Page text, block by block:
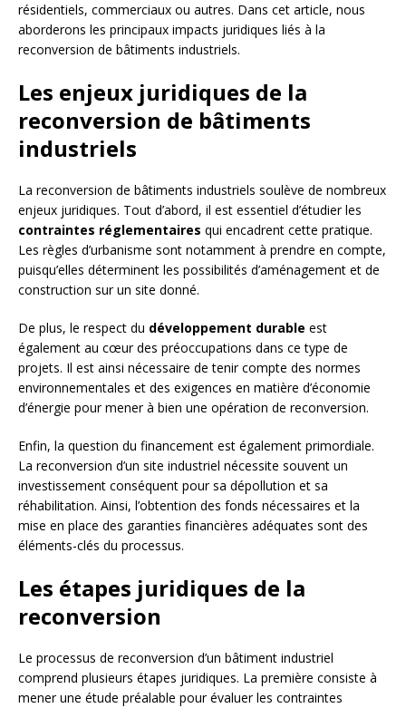
résidentiels, commerciaux ou autres. Dans cet article, nous
aborderons les principaux impacts juridiques liés à la
reconversion de bâtiments industriels.
Les enjeux juridiques de la
reconversion de bâtiments
industriels
La reconversion de bâtiments industriels soulève de nombreux
enjeux juridiques. Tout d’abord, il est essentiel d’étudier les
contraintes réglementaires qui encadrent cette pratique.
Les règles d’urbanisme sont notamment à prendre en compte,
puisqu’elles déterminent les possibilités d’aménagement et de
construction sur un site donné.
De plus, le respect du développement durable est
également au cœur des préoccupations dans ce type de
projets. Il est ainsi nécessaire de tenir compte des normes
environnementales et des exigences en matière d’économie
d’énergie pour mener à bien une opération de reconversion.
Enfin, la question du financement est également primordiale.
La reconversion d’un site industriel nécessite souvent un
investissement conséquent pour sa dépollution et sa
réhabilitation. Ainsi, l’obtention des fonds nécessaires et la
mise en place des garanties financières adéquates sont des
éléments-clés du processus.
Les étapes juridiques de la
reconversion
Le processus de reconversion d’un bâtiment industriel
comprend plusieurs étapes juridiques. La première consiste à
mener une étude préalable pour évaluer les contraintes